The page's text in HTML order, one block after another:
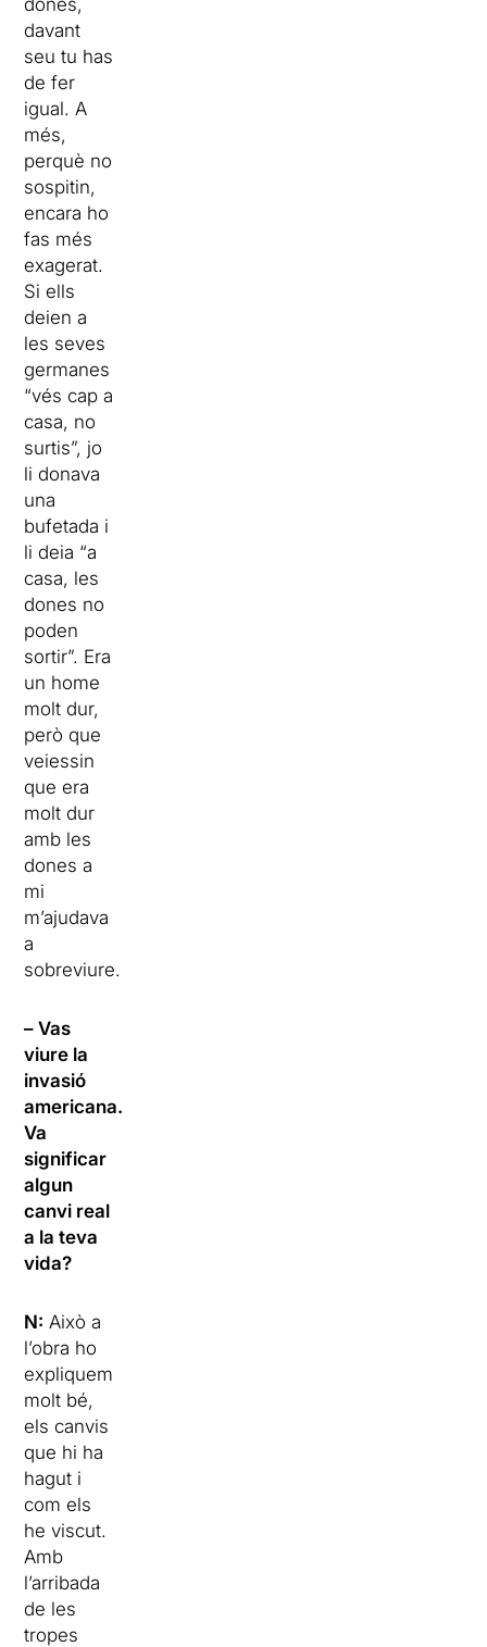
dones,
davant
seu tu has
de fer
igual. A
més,
perquè no
sospitin,
encara ho
fas més
exagerat.
Si ells
deien a
les seves
germanes
“vés cap a
casa, no
surtis”, jo
li donava
una
bufetada i
li deia “a
casa, les
dones no
poden
sortir”. Era
un home
molt dur,
però que
veiessin
que era
molt dur
amb les
dones a
mi
m’ajudava
a
sobreviure.
– Vas
viure la
invasió
americana.
Va
significar
algun
canvi real
a la teva
vida?
N: Això a
l’obra ho
expliquem
molt bé,
els canvis
que hi ha
hagut i
com els
he viscut.
Amb
l’arribada
de les
tropes